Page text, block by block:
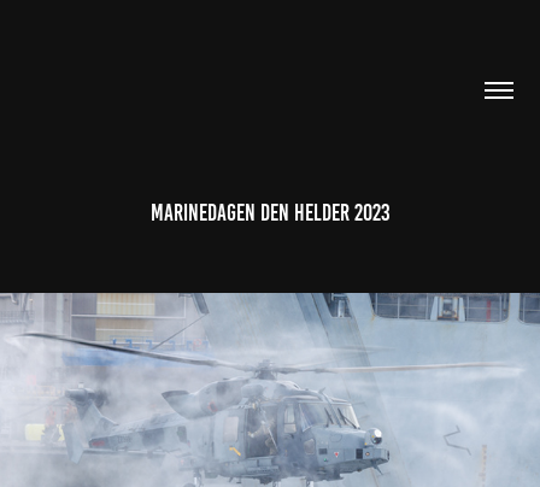
Marinedagen Den Helder 2023